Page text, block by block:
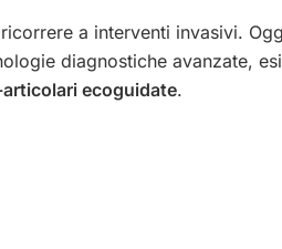
a interventi invasivi.
diagnostiche avanzate,
ecoguidate.